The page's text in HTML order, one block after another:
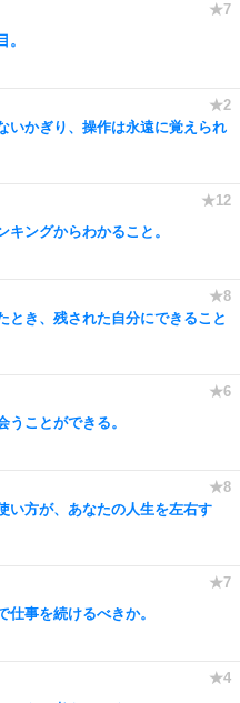
いかぎり、操作は永遠に覚えられ
キングからわかること。
とき、残された自分にできること
うことができる。
い方が、あなたの人生を左右す
仕事を続けるべきか。